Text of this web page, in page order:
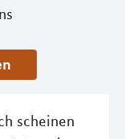
scheinen